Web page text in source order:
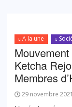
A la une
Ketcha
Membres
29 novembre 2021